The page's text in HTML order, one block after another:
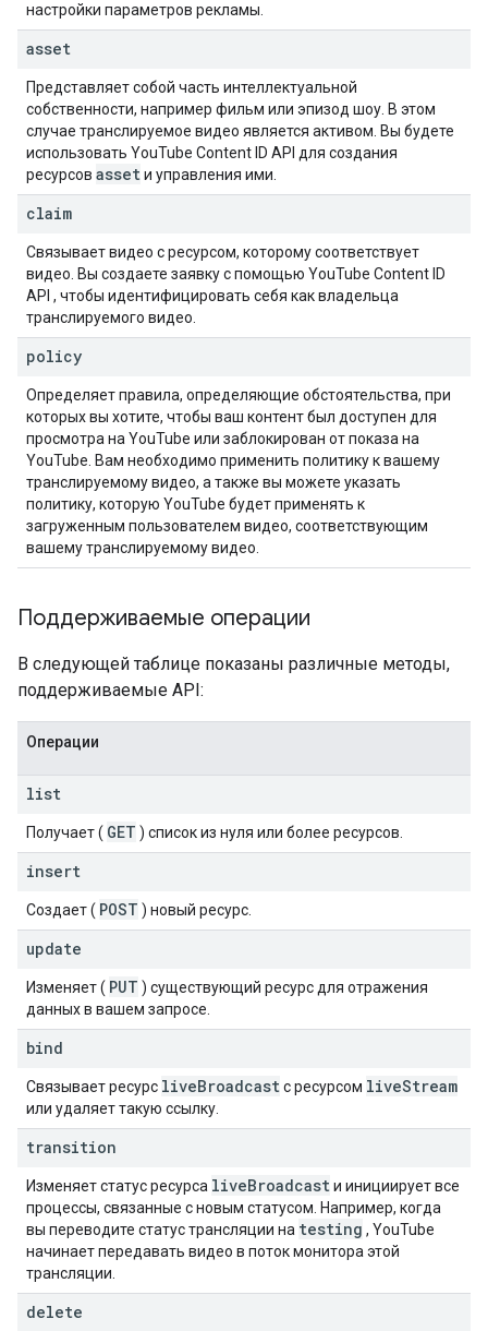
настройки параметров рекламы.
asset
Представляет собой часть интеллектуальной
собственности, например фильм или эпизод шоу. В этом
случае транслируемое видео является активом. Вы будете
использовать YouTube Content ID API для создания
ресурсов assetи управления ими.
claim
Связывает видео с ресурсом, которому соответствует
видео. Вы создаете заявку с помощью YouTube Content ID
API , чтобы идентифицировать себя как владельца
транслируемого видео.
policy
Определяет правила, определяющие обстоятельства, при
которых вы хотите, чтобы ваш контент был доступен для
просмотра на YouTube или заблокирован от показа на
YouTube. Вам необходимо применить политику к вашему
транслируемому видео, а также вы можете указать
политику, которую YouTube будет применять к
загруженным пользователем видео, соответствующим
вашему транслируемому видео.
Поддерживаемые операции
В следующей таблице показаны различные методы,
поддерживаемые API:
Операции
list
Получает ( GET ) список из нуля или более ресурсов.
insert
Создает ( POST ) новый ресурс.
update
Изменяет ( PUT ) существующий ресурс для отражения
данных в вашем запросе.
bind
Связывает ресурс liveBroadcastс ресурсом liveStream
или удаляет такую ​​ссылку.
transition
Изменяет статус ресурса liveBroadcastи инициирует все
процессы, связанные с новым статусом. Например, когда
вы переводите статус трансляции на testing , YouTube
начинает передавать видео в поток монитора этой
трансляции.
delete